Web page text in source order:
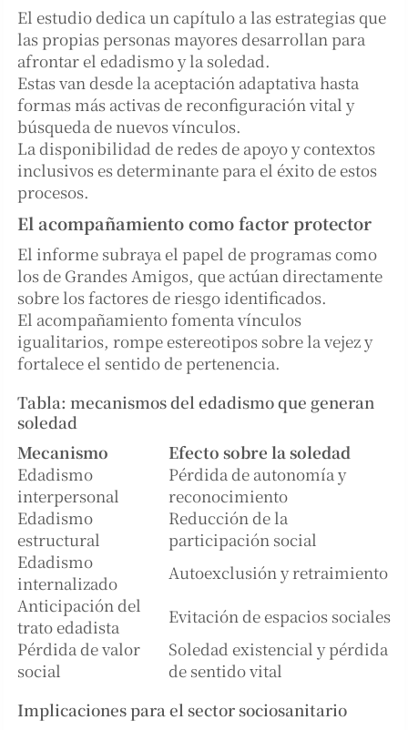
El estudio dedica un capítulo a las estrategias que
las propias personas mayores desarrollan para
afrontar el edadismo y la soledad.
Estas van desde la aceptación adaptativa hasta
formas más activas de reconfiguración vital y
búsqueda de nuevos vínculos.
La disponibilidad de redes de apoyo y contextos
inclusivos es determinante para el éxito de estos
procesos.
El acompañamiento como factor protector
El informe subraya el papel de programas como
los de Grandes Amigos, que actúan directamente
sobre los factores de riesgo identificados.
El acompañamiento fomenta vínculos
igualitarios, rompe estereotipos sobre la vejez y
fortalece el sentido de pertenencia.
Tabla: mecanismos del edadismo que generan
soledad
Mecanismo
Efecto sobre la soledad
Edadismo
interpersonal
Pérdida de autonomía y
reconocimiento
Edadismo
estructural
Reducción de la
participación social
Edadismo
internalizado
Autoexclusión y retraimiento
Anticipación del
trato edadista
Evitación de espacios sociales
Pérdida de valor
social
Soledad existencial y pérdida
de sentido vital
Implicaciones para el sector sociosanitario